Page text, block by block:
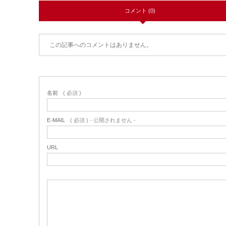
コメント (0)
この記事へのコメントはありません。
名前 ( 必須 )
E-MAIL ( 必須 ) - 公開されません -
URL